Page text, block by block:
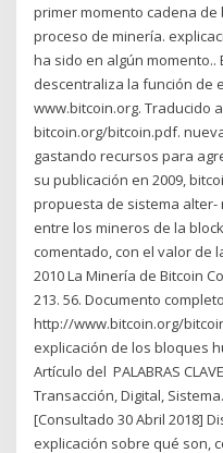
primer momento cadena
proceso de minería.
ha sido en algún momento..
descentraliza la función de
www.bitcoin.org. Traducido
bitcoin.org/bitcoin.pdf.
gastando recursos para
su publicación en 2009,
propuesta de sistema alter-
entre los mineros de la
comentado, con el valor de
2010 La Minería de Bitcoin
213. 56. Documento
http://www.bitcoin.org/
explicación de los bloques
Artículo del PALABRAS
Transacción, Digital,
[Consultado 30 Abril 2018]
explicación sobre qué son,